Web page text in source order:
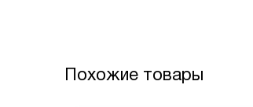
Похожие товары